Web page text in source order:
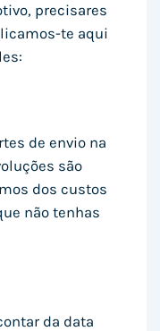
precisares
te aqui
de envio na
são
dos custos
não tenhas
da data